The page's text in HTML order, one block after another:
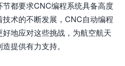
都要求CNC编程系统具备高度
术的不断发展，CNC自动编程
地应对这些挑战，为航空航天
提供有力支持。